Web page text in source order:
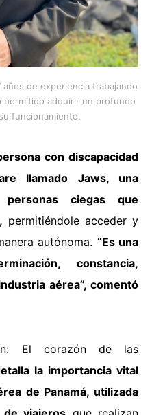
de experiencia trabajando
permitido adquirir un profundo
funcionamiento.
con discapacidad
llamado Jaws, una
ciegas que
permitiéndole acceder y
autónoma. “Es una
constancia,
aérea”, comentó
El corazón de las
la importancia vital
de Panamá, utilizada